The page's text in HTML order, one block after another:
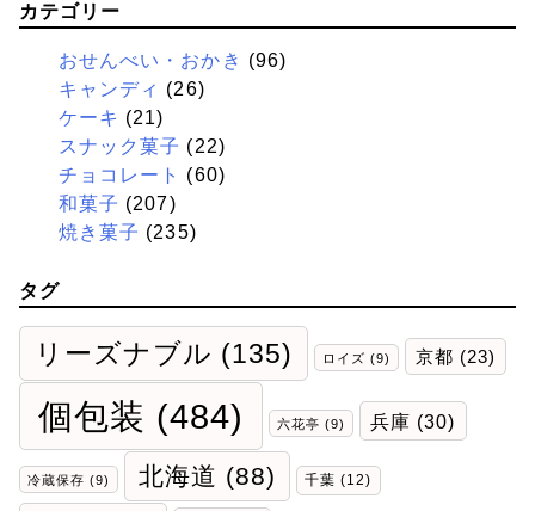
カテゴリー
おせんべい・おかき (96)
キャンディ (26)
ケーキ (21)
スナック菓子 (22)
チョコレート
(60)
和菓子 (207)
焼き菓子 (235)
タグ
リーズナブル (135) ロイズ (9) 京都 (23)
個包装 (484) 六花亭 (9) 兵庫 (30)
冷蔵保存 (9) 北海道 (88) 千葉 (12)